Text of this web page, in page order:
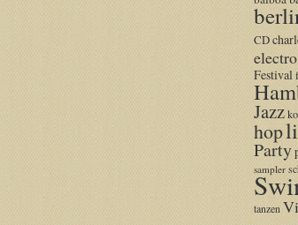
CD
electro
Festival
Jazz
hop
Party
sampler
tanzen